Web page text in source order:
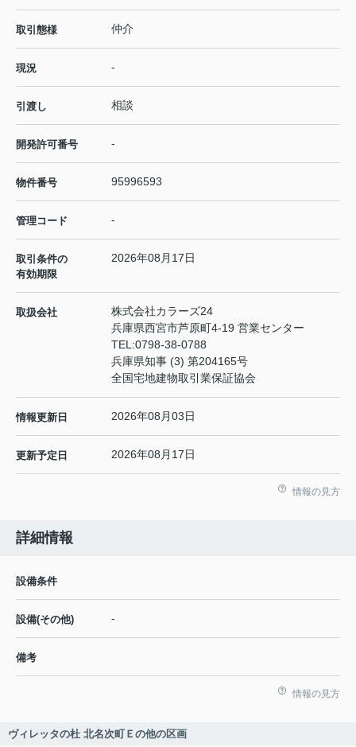
取引態様 仲介
現況 -
引渡し 相談
開発許可番号 -
物件番号 95996593
管理コード -
取引条件の
有効期限
2026年08月17日
取扱会社
株式会社カラーズ24
兵庫県西宮市芦原町4-19 営業センター
TEL:0798-38-0788
兵庫県知事 (3) 第204165号
全国宅地建物取引業保証協会
情報更新日 2026年08月03日
更新予定日 2026年08月17日
情報の見方
詳細情報
設備条件
設備(その他) -
備考
情報の見方
ヴィレッタの杜 北名次町Ｅの他の区画